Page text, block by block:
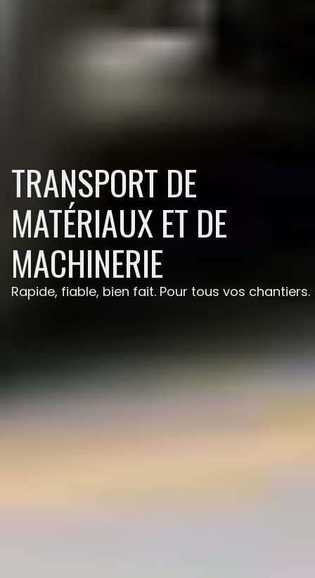
TRANSPORT DE
MATÉRIAUX ET DE
MACHINERIE
Rapide, fiable, bien fait. Pour tous vos chantiers.